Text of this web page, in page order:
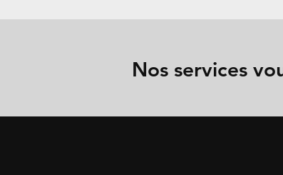
Nos services